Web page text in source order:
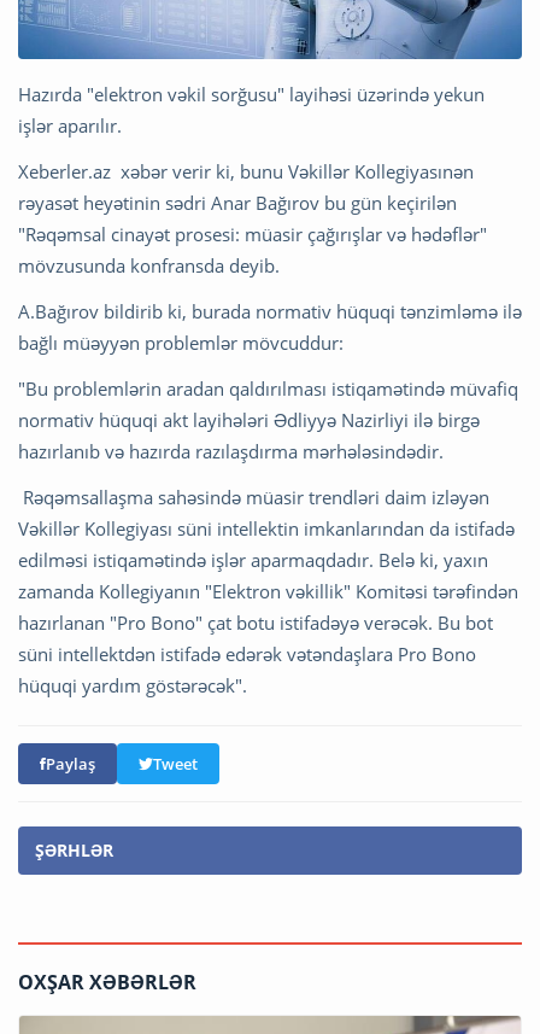
Hazırda "elektron vəkil sorğusu" layihəsi üzərində yekun
işlər aparılır.
Xeberler.az xəbər verir ki, bunu Vəkillər Kollegiyasınən
rəyasət heyətinin sədri Anar Bağırov bu gün keçirilən
"Rəqəmsal cinayət prosesi: müasir çağırışlar və hədəflər"
mövzusunda konfransda deyib.
A.Bağırov bildirib ki, burada normativ hüquqi tənzimləmə ilə
bağlı müəyyən problemlər mövcuddur:
"Bu problemlərin aradan qaldırılması istiqamətində müvafiq
normativ hüquqi akt layihələri Ədliyyə Nazirliyi ilə birgə
hazırlanıb və hazırda razılaşdırma mərhələsindədir.
Rəqəmsallaşma sahəsində müasir trendləri daim izləyən
Vəkillər Kollegiyası süni intellektin imkanlarından da istifadə
edilməsi istiqamətində işlər aparmaqdadır. Belə ki, yaxın
zamanda Kollegiyanın "Elektron vəkillik" Komitəsi tərəfindən
hazırlanan "Pro Bono" çat botu istifadəyə verəcək. Bu bot
süni intellektdən istifadə edərək vətəndaşlara Pro Bono
hüquqi yardım göstərəcək".
Paylaş Tweet
ŞƏRHLƏR
OXŞAR XƏBƏRLƏR